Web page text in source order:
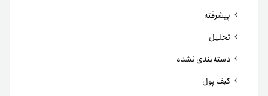
پیشرفته
تحلیل
دسته‌بندی نشده
کیف پول